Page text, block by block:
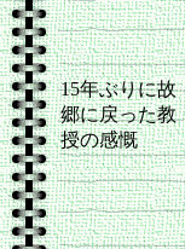
15年ぶりに故
郷に戻った教
授の感慨